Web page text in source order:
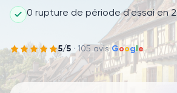
0 rupture de période d'essai en
5/5 · 105 avis Google